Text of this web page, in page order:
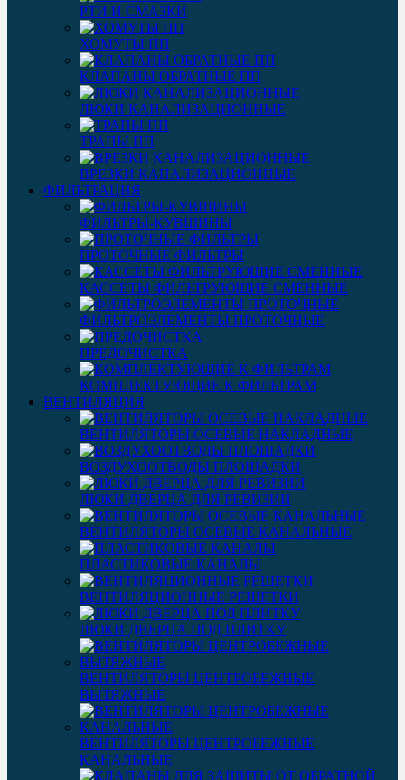
РТИ И СМАЗКИ
ХОМУТЫ ПП
КЛАПАНЫ ОБРАТНЫЕ ПП
ЛЮКИ КАНАЛИЗАЦИОННЫЕ
ТРАПЫ ПП
ВРЕЗКИ КАНАЛИЗАЦИОННЫЕ
ФИЛЬТРАЦИЯ
ФИЛЬТРЫ-КУВШИНЫ
ПРОТОЧНЫЕ ФИЛЬТРЫ
КАССЕТЫ ФИЛЬТРУЮЩИЕ СМЕННЫЕ
ФИЛЬТРОЭЛЕМЕНТЫ ПРОТОЧНЫЕ
ПРЕДОЧИСТКА
КОМПЛЕКТУЮЩИЕ К ФИЛЬТРАМ
ВЕНТИЛЯЦИЯ
ВЕНТИЛЯТОРЫ ОСЕВЫЕ НАКЛАДНЫЕ
ВОЗДУХООТВОДЫ ПЛОЩАДКИ
ЛЮКИ ДВЕРЦА ДЛЯ РЕВИЗИИ
ВЕНТИЛЯТОРЫ ОСЕВЫЕ КАНАЛЬНЫЕ
ПЛАСТИКОВЫЕ КАНАЛЫ
ВЕНТИЛЯЦИОННЫЕ РЕШЕТКИ
ЛЮКИ ДВЕРЦА ПОД ПЛИТКУ
ВЕНТИЛЯТОРЫ ЦЕНТРОБЕЖНЫЕ
ВЫТЯЖНЫЕ
ВЕНТИЛЯТОРЫ ЦЕНТРОБЕЖНЫЕ
КАНАЛЬНЫЕ